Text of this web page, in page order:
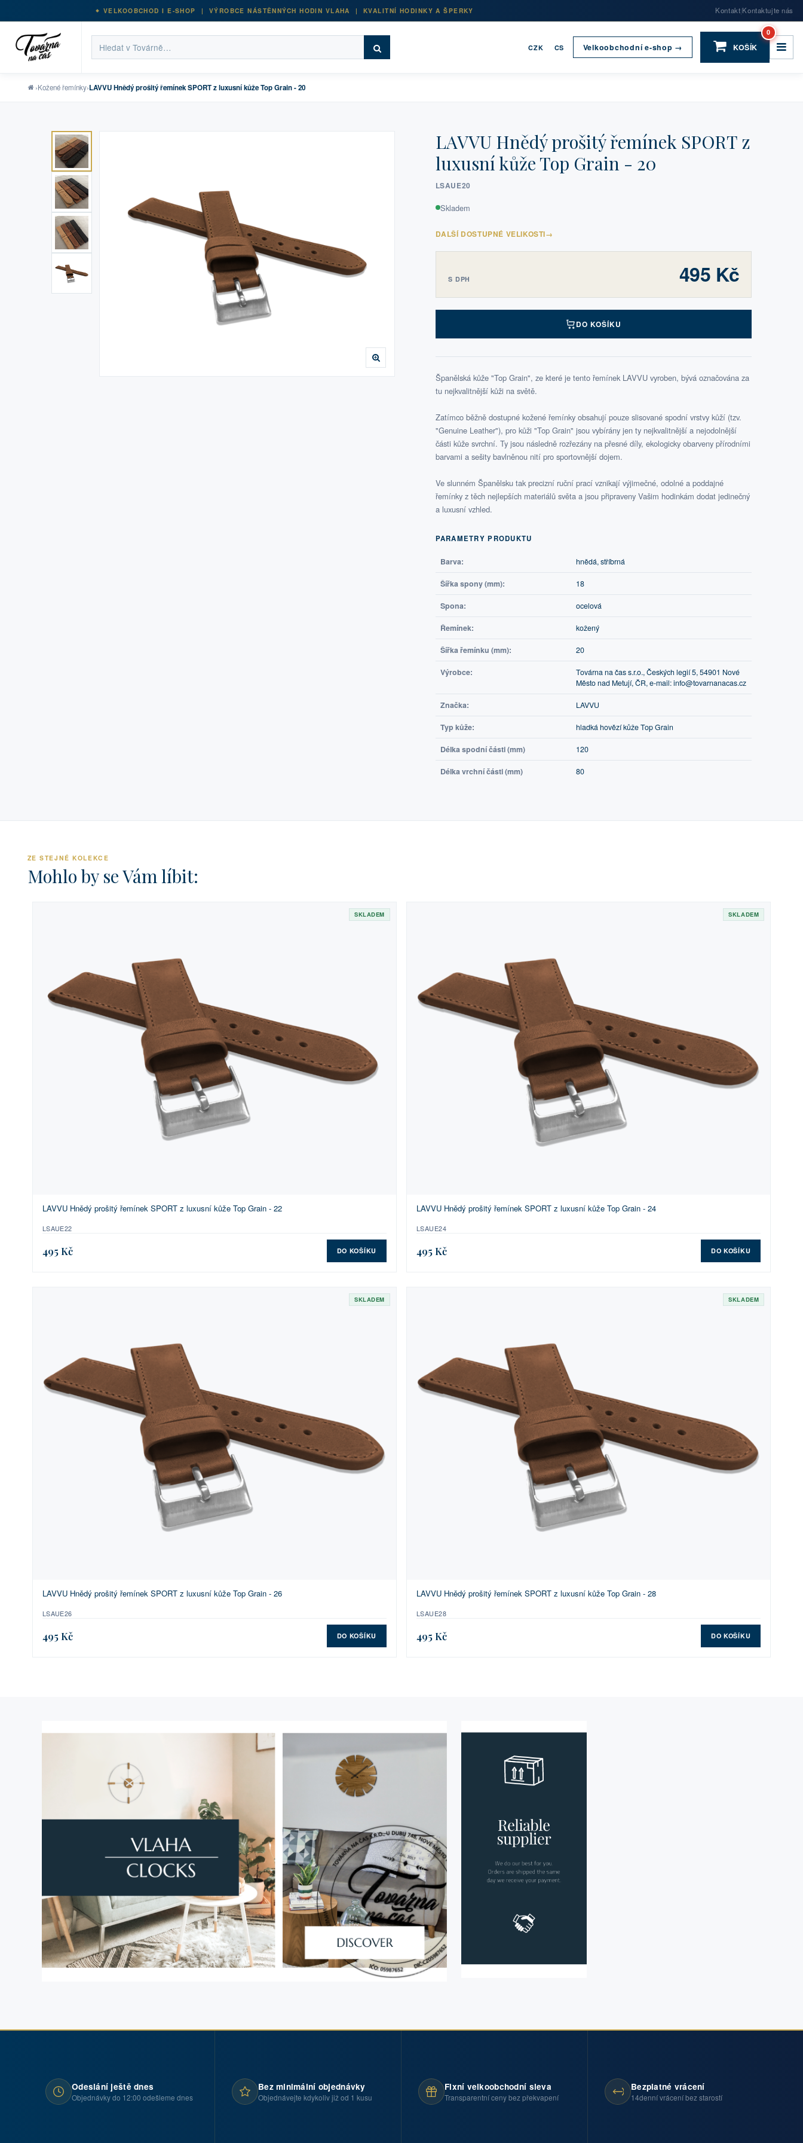
VELKOOBCHOD I E-SHOP | VÝROBCE NÁSTĚNNÝCH HODIN VLAHA | KVALITNÍ HODINKY A ŠPERKY Kontakt|Kontaktujte nás
CZK CS Velkoobchodní e-shop → KOŠÍK
0
›Kožené řemínky›LAVVU Hnědý prošitý řemínek SPORT z luxusní kůže Top Grain - 20
LAVVU Hnědý prošitý řemínek SPORT z
luxusní kůže Top Grain - 20
LSAUE20
Skladem
DALŠÍ DOSTUPNÉ VELIKOSTI→
S DPH 495 Kč
DO KOŠÍKU
Španělská kůže "Top Grain", ze které je tento řemínek LAVVU vyroben, bývá označována za
tu nejkvalitnější kůži na světě.
Zatímco běžně dostupné kožené řemínky obsahují pouze slisované spodní vrstvy kůží (tzv.
"Genuine Leather"), pro kůži "Top Grain" jsou vybírány jen ty nejkvalitnější a nejodolnější
části kůže svrchní. Ty jsou následně rozřezány na přesné díly, ekologicky obarveny přírodními
barvami a sešity bavlněnou nití pro sportovnější dojem.
Ve slunném Španělsku tak precizní ruční prací vznikají výjimečné, odolné a poddajné
řemínky z těch nejlepších materiálů světa a jsou připraveny Vašim hodinkám dodat jedinečný
a luxusní vzhled.
PARAMETRY PRODUKTU
Barva: hnědá, stříbrná
Šířka spony (mm): 18
Spona: ocelová
Řemínek: kožený
Šířka řemínku (mm): 20
Výrobce:
Továrna na čas s.r.o., Českých legií 5, 54901 Nové
Město nad Metují, ČR, e-mail: info@tovarnanacas.cz
Značka: LAVVU
Typ kůže: hladká hovězí kůže Top Grain
Délka spodní části (mm) 120
Délka vrchní části (mm) 80
ZE STEJNÉ KOLEKCE
Mohlo by se Vám líbit:
SKLADEM
LAVVU Hnědý prošitý řemínek SPORT z luxusní kůže Top Grain - 22
LSAUE22
495 Kč DO KOŠÍKU
SKLADEM
LAVVU Hnědý prošitý řemínek SPORT z luxusní kůže Top Grain - 24
LSAUE24
495 Kč DO KOŠÍKU
SKLADEM
LAVVU Hnědý prošitý řemínek SPORT z luxusní kůže Top Grain - 26
LSAUE26
495 Kč DO KOŠÍKU
SKLADEM
LAVVU Hnědý prošitý řemínek SPORT z luxusní kůže Top Grain - 28
LSAUE28
495 Kč DO KOŠÍKU
Odeslání ještě dnes
Objednávky do 12:00 odešleme dnes
Bez minimální objednávky
Objednávejte kdykoliv již od 1 kusu
Fixní velkoobchodní sleva
Transparentní ceny bez překvapení
Bezplatné vrácení
14denní vrácení bez starostí